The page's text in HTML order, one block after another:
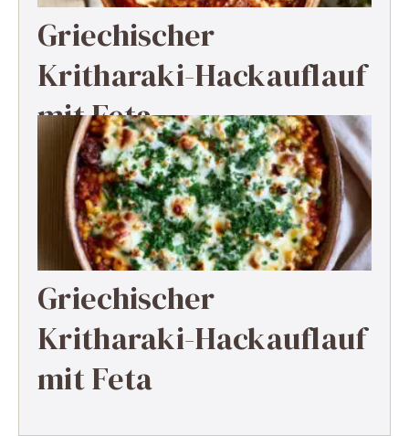
Griechischer
Kritharaki-Hackauflauf
mit Feta
Griechischer
Kritharaki-Hackauflauf
mit Feta